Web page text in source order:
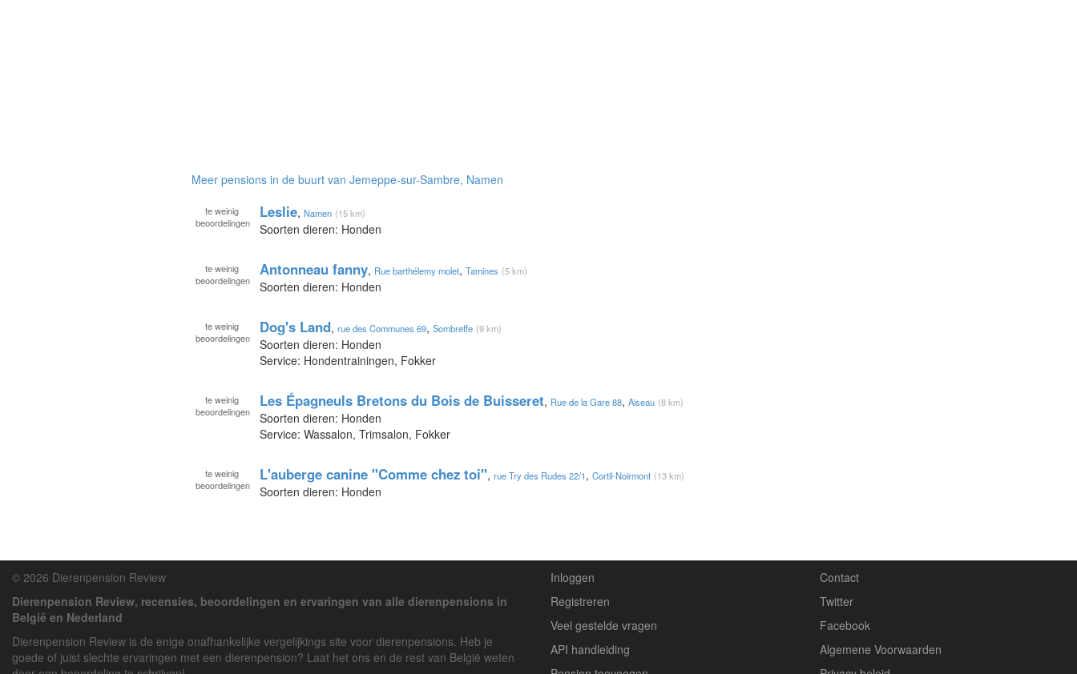
Meer pensions in de buurt van Jemeppe-sur-Sambre, Namen
te weinig
beoordelingen
Leslie, Namen (15 km)
Soorten dieren: Honden
te weinig
beoordelingen
Antonneau fanny, Rue barthélemy molet, Tamines (5 km)
Soorten dieren: Honden
te weinig
beoordelingen
Dog's Land, rue des Communes 69, Sombreffe (9 km)
Soorten dieren: Honden
Service: Hondentrainingen, Fokker
te weinig
beoordelingen
Les Épagneuls Bretons du Bois de Buisseret, Rue de la Gare 88, Aiseau (8 km)
Soorten dieren: Honden
Service: Wassalon, Trimsalon, Fokker
te weinig
beoordelingen
L'auberge canine "Comme chez toi", rue Try des Rudes 22/1, Cortil-Noirmont (13 km)
Soorten dieren: Honden
© 2026 Dierenpension Review
Dierenpension Review, recensies, beoordelingen en ervaringen van alle dierenpensions in
België en Nederland
Dierenpension Review is de enige onafhankelijke vergelijkings site voor dierenpensions. Heb je
goede of juist slechte ervaringen met een dierenpension? Laat het ons en de rest van België weten
Inloggen
Registreren
Veel gestelde vragen
API handleiding
Contact
Twitter
Facebook
Algemene Voorwaarden